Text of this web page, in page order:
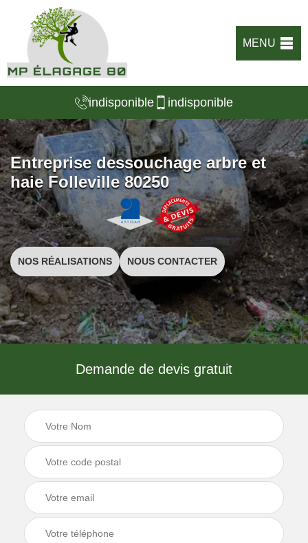
MENU
indisponible indisponible
Entreprise dessouchage arbre et
haie Folleville 80250
NOS RÉALISATIONS NOUS CONTACTER
Demande de devis gratuit